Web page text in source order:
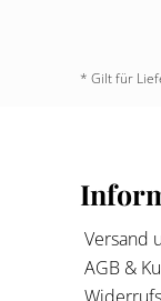
* Gilt für
Versand
AGB &